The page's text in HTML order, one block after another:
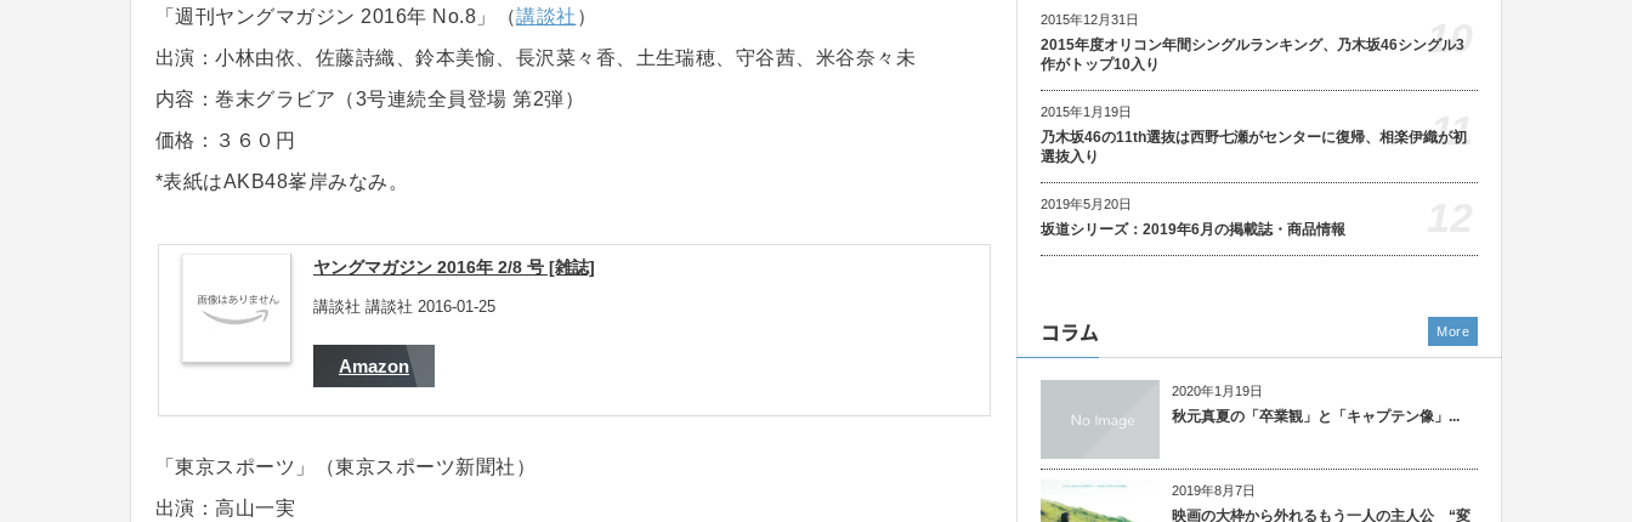
「週刊ヤングマガジン 2016年 No.8」（講談社 ）
出演：小林由依、佐藤詩織、鈴本美愉、長沢菜々香、土生瑞穂、守谷茜、米谷奈々未
内容：巻末グラビア（3号連続全員登場 第2弾）
価格：３６０円
*表紙はAKB48峯岸みなみ。
ヤングマガジン 2016年 2/8 号 [雑誌]
講談社 講談社 2016-01-25
Amazon
「東京スポーツ」（東京スポーツ新聞社）
出演：高山一実
2015年12月31日
2015年度オリコン年間シングルランキング、乃木坂46シングル3
作がトップ10入り
10
2015年1月19日
乃木坂46の11th選抜は西野七瀬がセンターに復帰、相楽伊織が初
選抜入り
11
2019年5月20日
坂道シリーズ：2019年6月の掲載誌・商品情報
コラム
2020年1月19日
秋元真夏の「卒業観」と「キャプテン像」...
2019年8月7日
映画の大枠から外れるもう一人の主人公 “変
More